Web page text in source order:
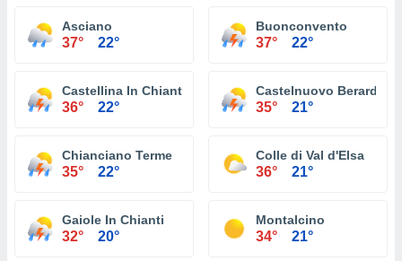
Asciano
37° 22°
Buonconvento
37° 22°
Castellina In Chianti
36° 22°
Castelnuovo
35° 21°
Chianciano Terme
35° 22°
Colle di Val d'Elsa
36° 21°
Gaiole In Chianti
32° 20°
Montalcino
34° 21°